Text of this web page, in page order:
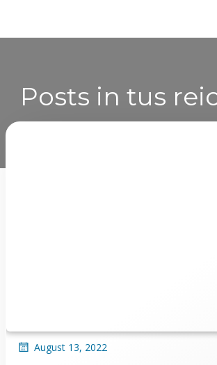
springen
Posts in tus
August 13, 2022